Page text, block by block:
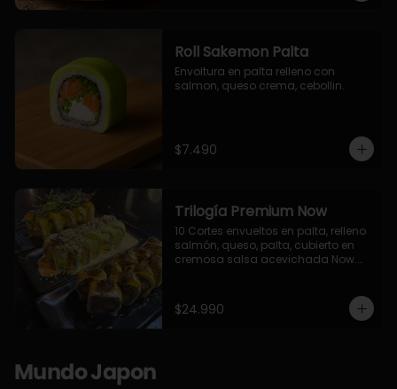
Roll Sakemon Palta
Envoltura en palta relleno con
salmon, queso crema, cebollin.
$7.490
Trilogía Premium Now
10 Cortes envueltos en palta, relleno
salmón, queso, palta, cubierto en
cremosa salsa acevichada Now.
palta, cubierto con topping de
chimichurri de la casa flambeado.
$24.990
Mundo Japon